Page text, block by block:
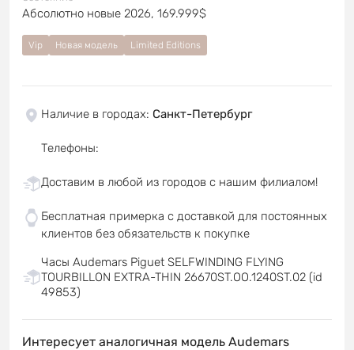
Абсолютно новые 2026, 169.999$
Vip Новая модель Limited Editions
Наличие в городах: Санкт-Петербург
Телефоны:
Доставим в любой из городов с нашим филиалом!
Бесплатная примерка с доставкой для постоянных
клиентов без обязательств к покупке
Часы Audemars Piguet SELFWINDING FLYING
TOURBILLON EXTRA-THIN 26670ST.OO.1240ST.02 (id
49853)
Интересует аналогичная модель Audemars